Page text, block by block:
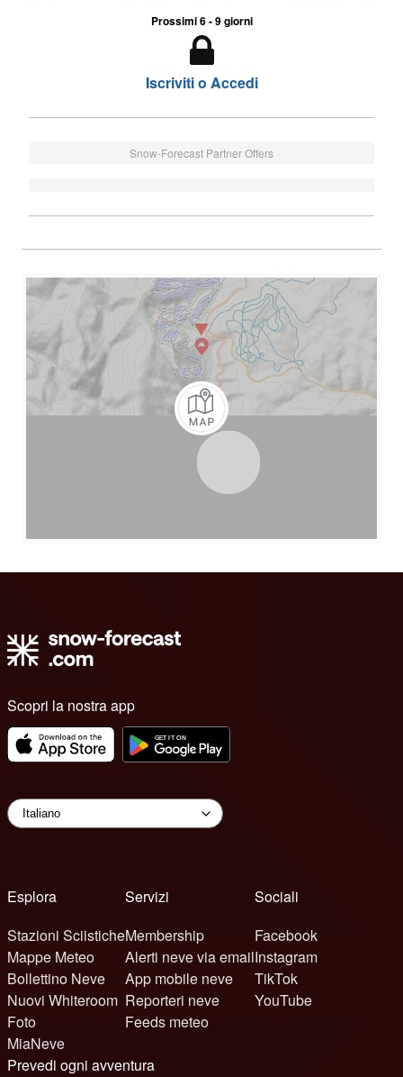
Prossimi 6 - 9 giorni
Iscriviti o Accedi
Snow-Forecast Partner Offers
Scopri la nostra app
Esplora
Stazioni Sciistiche
Mappe Meteo
Bollettino Neve
Nuovi Whiteroom
Foto
MiaNeve
Servizi
Membership
Alerti neve via email
App mobile neve
Reporteri neve
Feeds meteo
Sociali
Facebook
Instagram
TikTok
YouTube
Prevedi ogni avventura